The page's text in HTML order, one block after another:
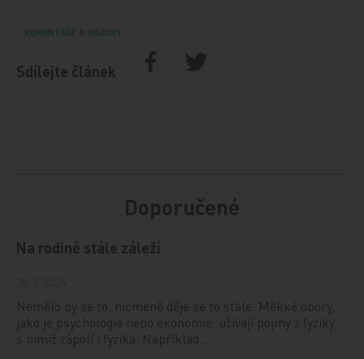
KOMENTÁŘE A NÁZORY
Sdílejte článek
Doporučené
Na rodině stále záleží
Nemělo by se to, nicméně děje se to stále. Měkké obory,
jako je psychologie nebo ekonomie, užívají pojmy z fyziky,
s nimiž zápolí i fyzika. Například…